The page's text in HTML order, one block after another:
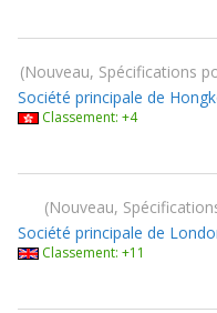
Nouveau, Spécifications
Société principale de
Classement: +4
Nouveau,
Société principale de
Classement: +11